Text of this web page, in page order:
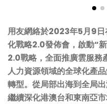
用友網絡於2023年5月9日
化戰略2.0發佈會，啟動“
2.0戰略，全面推廣雲服務
人力資源領域的全球化產
轉型。從局部出海到全局
繼續深化港澳台和東南亞